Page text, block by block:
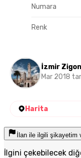
Numara
Renk
İzmir
Mar 2018
Harita
İlan ile ilgili şikayetim
İlgini çekebilecek